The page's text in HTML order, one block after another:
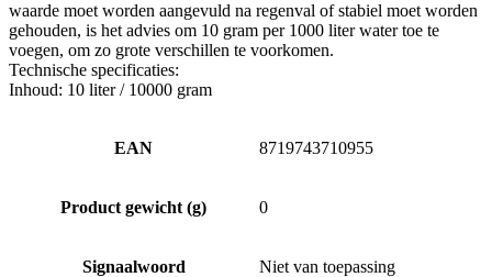
waarde moet worden aangevuld na regenval of stabiel moet worden
gehouden, is het advies om 10 gram per 1000 liter water toe te
voegen, om zo grote verschillen te voorkomen.
Technische specificaties:
Inhoud: 10 liter / 10000 gram
EAN 8719743710955
Product gewicht (g) 0
Signaalwoord Niet van toepassing